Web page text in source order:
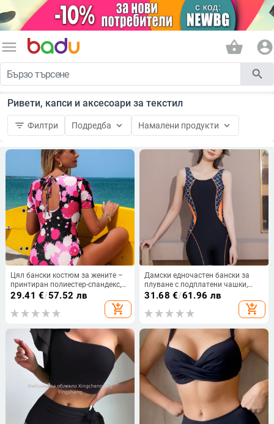
menu shopping_basket account_circle
search
Ривети, капси и аксесоари за текстил
filter_list Филтри Подредба keyboard_arrow_down Намалени продукти keyboard_arrow_down
Цял бански костюм за жените –
принтиран полиестер-спандекс,
къс ръкав, подплата полиестер-
29.41 €/57.52 лв
add_shopping_cart
Дамски едночастен бански за
плуване с подплатени чашки,
висока талия, бързосъхнеща
найлонова материя с Lycra
подплата, за шноркелинг и сърф
31.68 €/61.96 лв
add_shopping_cart